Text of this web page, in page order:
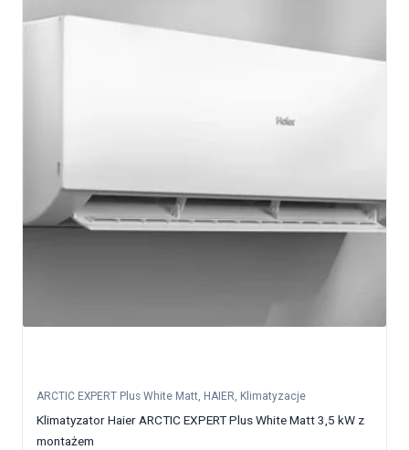
ARCTIC EXPERT Plus White Matt HAIER Klimatyzacje
Klimatyzator Haier ARCTIC EXPERT Plus White Matt 3,5 kW z
montażem